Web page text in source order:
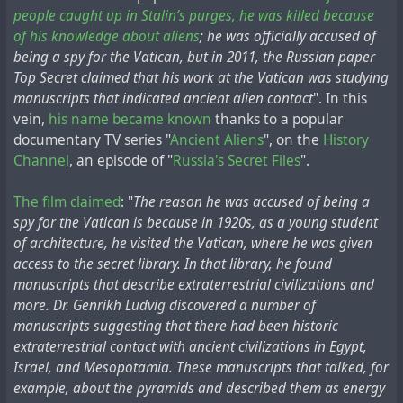
А нам в сорок пятом было не до того.
Журналист-германист Лев Александрович
Безыменский, тогда офицер разведотдела 1-го
Белорусского Фронта, вспоминает, сколько всего
побросали, упустили, затоптали. Восьмая
гвардейская армия штурмовала главное управление
имперской безопасности, не подозревая, что
сосредоточено внутри. После боя хватились, а
бумаг уже нет... В конце мая привозят в штаб
шесть громадных ящиков из Потсдама,
обнаружены после пожара в имперском военном
архиве. Бойцы заметили в одной из уцелевших
комнат свежеоштукатуренную стенку. Оказалось,
за ней упрятан план операции «Зеелёве» — высадки
немцев в Англии.
Спрашиваю Прокопенко:
— Он у вас?
— Кажется, нет. Возможно, в Центральном архиве
Министерства обороны?
A few days later, the Canadian
newspaper The Vancouver
Sun showed an image of Lenin and described the event
on its front page this way:
Nikolai Lenine, the Bolsheviki premier, who was shot
people caught up in Stalin’s purges, he was killed because
of his knowledge about aliens; he was officially accused of
being a spy for the Vatican, but in 2011, the Russian paper
Top Secret claimed that his work at the Vatican was studying
manuscripts that indicated ancient alien contact". In this
vein, his name became known thanks to a popular
documentary TV series "Ancient Aliens", on the History
Channel, an episode of "Russia's Secret Files".
The film claimed: "The reason he was accused of being a
spy for the Vatican is because in 1920s, as a young student
of architecture, he visited the Vatican, where he was given
access to the secret library. In that library, he found
manuscripts that describe extraterrestrial civilizations and
more. Dr. Genrikh Ludvig discovered a number of
manuscripts suggesting that there had been historic
extraterrestrial contact with ancient civilizations in Egypt,
Israel, and Mesopotamia. These manuscripts that talked, for
example, about the pyramids and described them as energy